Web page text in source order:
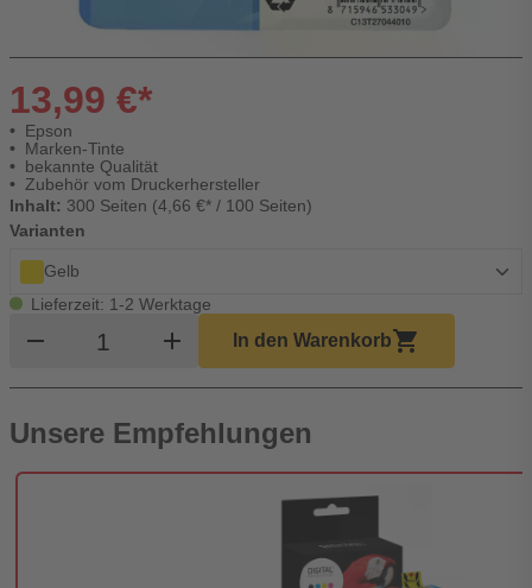
13,99 €*
Epson
Marken-Tinte
bekannte Qualität
Zubehör vom Druckerhersteller
Inhalt: 300 Seiten (4,66 €* / 100 Seiten)
Varianten
Gelb
Lieferzeit: 1-2 Werktage
remove Produkt Warenkorb Menge
add In den Warenkorbshopping_cart
Unsere Empfehlungen